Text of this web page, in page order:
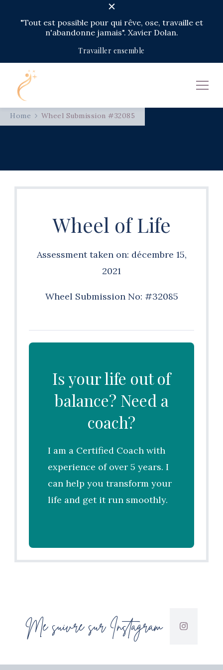
"Tout est possible pour qui rêve, ose, travaille et
n'abandonne jamais". Xavier Dolan.
Travailler ensemble
Isabelle Ablain
Votre expertise = votre passeport vers la Liberté
Home Wheel Submission #32085
Wheel of Life
Assessment taken on: décembre 15,
2021
Wheel Submission No: #32085
Is your life out of
balance? Need a
coach?
I am a Certified Coach with
experience of over 5 years. I
can help you transform your
life and get it run smoothly.
Me suivre sur Instagram